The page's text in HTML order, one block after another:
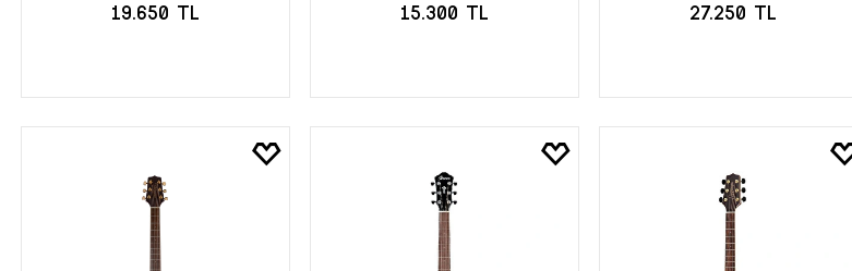
19.650 TL
SEPETE EKLE
15.300 TL
SEPETE EKLE
27.250 TL
SEPETE EKLE